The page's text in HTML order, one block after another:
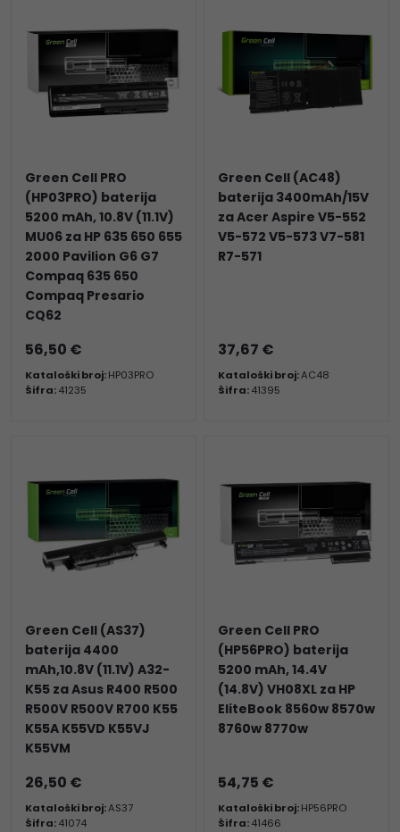
Green Cell PRO
(HP03PRO) baterija
5200 mAh, 10.8V (11.1V)
MU06 za HP 635 650 655
2000 Pavilion G6 G7
Compaq 635 650
Compaq Presario
CQ62
56,50 €
Kataloški broj:HP03PRO
Šifra:41235
Green Cell (AC48)
baterija 3400mAh/15V
za Acer Aspire V5-552
V5-572 V5-573 V7-581
R7-571
37,67 €
Kataloški broj:AC48
Šifra:41395
Green Cell (AS37)
baterija 4400
mAh,10.8V (11.1V) A32-
K55 za Asus R400 R500
R500V R500V R700 K55
K55A K55VD K55VJ
K55VM
26,50 €
Kataloški broj:AS37
Šifra:41074
Green Cell PRO
(HP56PRO) baterija
5200 mAh, 14.4V
(14.8V) VH08XL za HP
EliteBook 8560w 8570w
8760w 8770w
54,75 €
Kataloški broj:HP56PRO
Šifra:41466